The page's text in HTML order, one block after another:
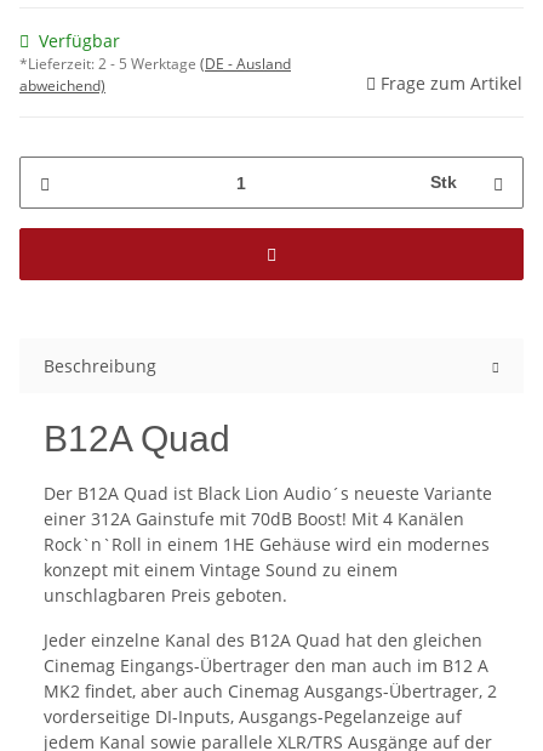
Verfügbar
*Lieferzeit:2 - 5 Werktage (DE - Ausland
abweichend)
Frage zum Artikel
Stk
Beschreibung
B12A Quad
Der B12A Quad ist Black Lion Audio´s neueste Variante
einer 312A Gainstufe mit 70dB Boost! Mit 4 Kanälen
Rock`n`Roll in einem 1HE Gehäuse wird ein modernes
konzept mit einem Vintage Sound zu einem
unschlagbaren Preis geboten.
Jeder einzelne Kanal des B12A Quad hat den gleichen
Cinemag Eingangs-Übertrager den man auch im B12 A
MK2 findet, aber auch Cinemag Ausgangs-Übertrager, 2
vorderseitige DI-Inputs, Ausgangs-Pegelanzeige auf
jedem Kanal sowie parallele XLR/TRS Ausgänge auf der